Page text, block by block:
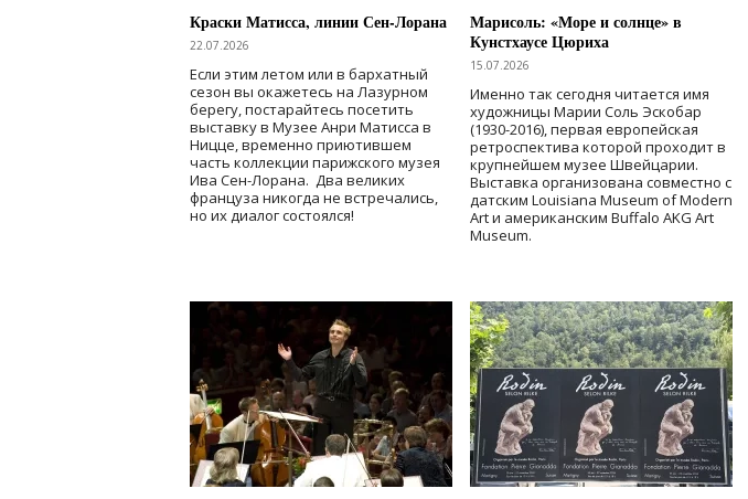
Краски Матисса, линии Сен-Лорана
22.07.2026
Если этим летом или в бархатный
сезон вы окажетесь на Лазурном
берегу, постарайтесь посетить
выставку в Музее Анри Матисса в
Ницце, временно приютившем
часть коллекции парижского музея
Ива Сен-Лорана. Два великих
француза никогда не встречались,
но их диалог состоялся!
Марисоль: «Море и солнце» в
Кунстхаусе Цюриха
15.07.2026
Именно так сегодня читается имя
художницы Марии Соль Эскобар
(1930-2016), первая европейская
ретроспектива которой проходит в
крупнейшем музее Швейцарии.
Выставка организована совместно с
датским Louisiana Museum of Modern
Art и американским Buffalo AKG Art
Museum.